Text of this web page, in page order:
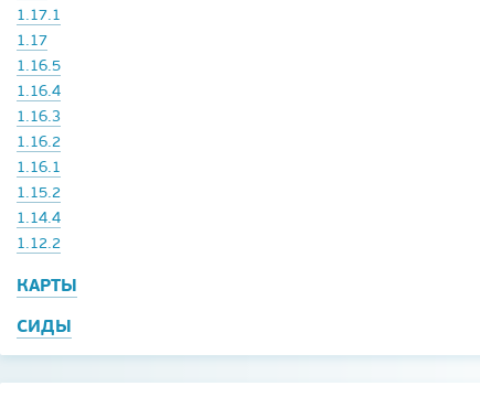
1.17.1
1.17
1.16.5
1.16.4
1.16.3
1.16.2
1.16.1
1.15.2
1.14.4
1.12.2
КАРТЫ
СИДЫ